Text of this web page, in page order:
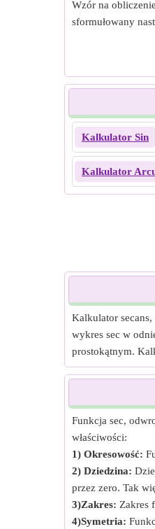
Wzór na
sformułowany
Kalkulator Sin
Kalkulator
Kalkulator
wykres sec w
prostokątnym.
Funkcja sec,
właściwości:
1) Okresowość:
2) Dziedzina:
przez zero. Tak
3)Zakres: Zakres
4)Symetria: